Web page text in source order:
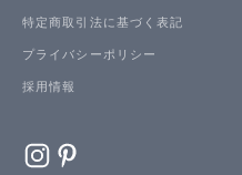
特定商取引法に基づく表記
プライバシーポリシー
採用情報